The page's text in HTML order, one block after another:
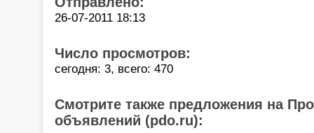
26-07-2011 18:13
Число просмотров:
сегодня: 3, всего: 470
Смотрите также предложения на
объявлений (pdo.ru):